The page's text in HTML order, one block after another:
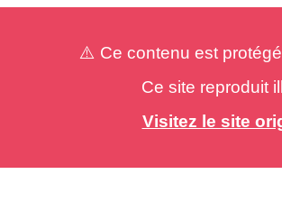
⚠️ Ce contenu est
Ce site reproduit
Visitez le site